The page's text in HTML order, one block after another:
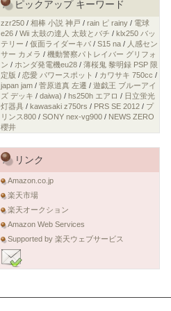
ピックアップ キーワード
zzr250 / 相棒 小説 神戸 / rain ピ rainy / 電球
e26 / Wii 太鼓の達人 太鼓とバチ / klx250 バッ
テリー / 仮面ライダーキバ / S15 na / 人感セン
サー カメラ / 機動警察パトレイバー グリフォ
ン / ホンダ発電機eu28 / 薄桜鬼 黎明録 PSP 限
定版 / 恋愛 パワースポット / カワサキ 750cc /
japan jam / 菅原道真 左遷 / 遊戯王 ブルーアイ
ズ デッキ / daiwa) / hs250h エアロ / 日立蛍光
灯器具 / kawasaki z750rs / PRS SE 2012 / プ
リンス800 / SONY nex-vg900 / NEWS ZERO
櫻井
リンク
Amazon.co.jp
楽天市場
楽天オークション
Amazon Web Services
Supported by 楽天ウェブサービス